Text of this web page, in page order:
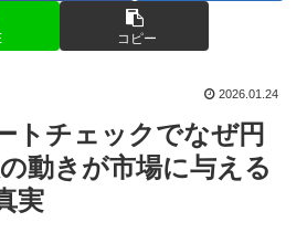
コピー
2026.01.24
トチェックでなぜ円
動きが市場に与える
実